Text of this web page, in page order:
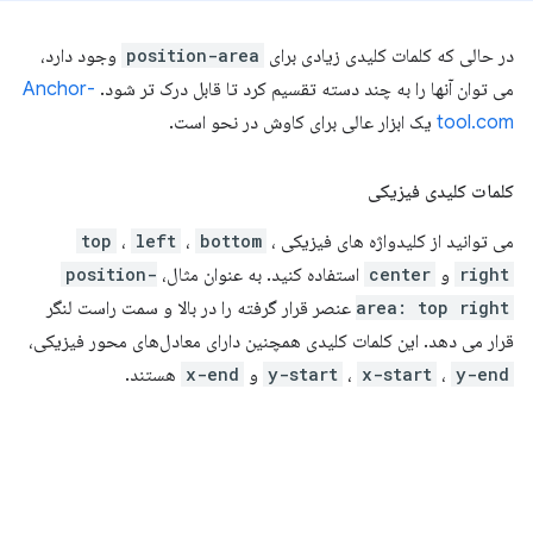
در حالی که کلمات کلیدی زیادی برای position-area وجود دارد،
می توان آنها را به چند دسته تقسیم کرد تا قابل درک تر شود. Anchor-
tool.com یک ابزار عالی برای کاوش در نحو است.
کلمات کلیدی فیزیکی
می توانید از کلیدواژه های فیزیکی top ، left ، bottom ،
right و center استفاده کنید. به عنوان مثال، position-
area: top right عنصر قرار گرفته را در بالا و سمت راست لنگر
قرار می دهد. این کلمات کلیدی همچنین دارای معادل‌های محور فیزیکی،
y-start ، x-start ، y-end و x-end هستند.